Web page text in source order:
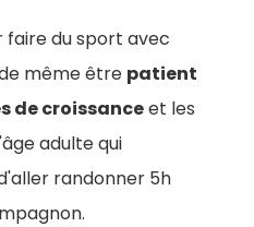
faire du sport avec
même être patient
de croissanceet les
adulte qui
randonner 5h